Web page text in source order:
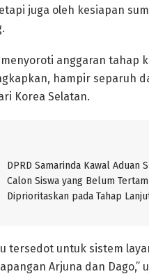
juga oleh kesiapan
menyoroti anggaran tahap
hampir separuh
Korea Selatan.
DPRD Samarinda Kawal Aduan
Calon Siswa yang Belum
Diprioritaskan pada Tahap
tersedot untuk sistem
Arjuna dan Dago,”